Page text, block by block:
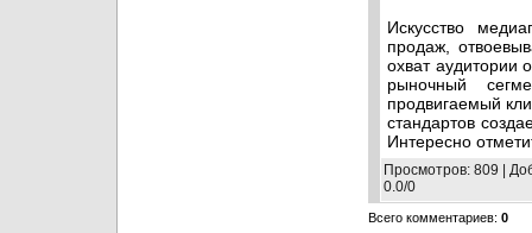
Искусство
продаж,
охват аудитории
рыночный
продвигаемый
стандартов
Интересно
Просмотров: 809 |
0.0/0
Всего комментариев: 0